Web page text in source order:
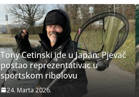
Tony Cetinski ide u Japan: Pjevač
postao reprezentativac u
sportskom ribolovu
24. Marta 2026.